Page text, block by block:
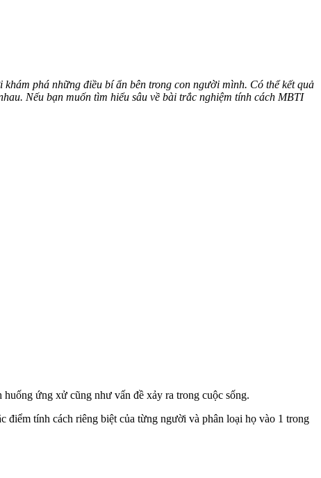
phá những điều bí ẩn bên trong con người mình. Có thể kết quả
Nếu bạn muốn tìm hiểu sâu về bài trắc nghiệm tính cách MBTI
ứng xử cũng như vấn đề xảy ra trong cuộc sống.
điểm tính cách riêng biệt của từng người và phân loại họ vào 1 trong